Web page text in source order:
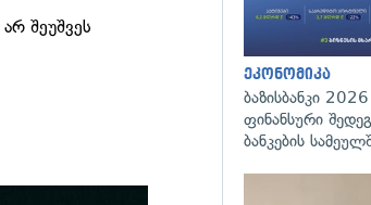
შეუშვეს
ეკონომიკა
ბაზისბანკი
ფინანსური
ბანკების